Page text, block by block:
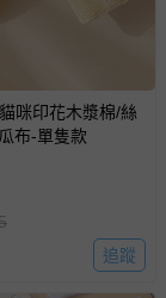
供即為完成之線
如線上課程、遊
泳裝、襪子、地
、哺乳衣、托腹
咪印花木漿棉/絲
布-單隻款
追蹤